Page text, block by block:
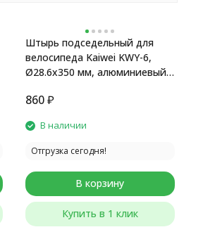
Штырь подседельный для
велосипеда Kaiwei KWY-6,
Ø28.6x350 мм, алюминиевый,
860 ₽
В наличии
Отгрузка сегодня!
В корзину
Купить в 1 клик